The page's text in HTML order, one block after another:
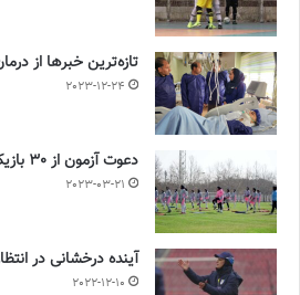
تازه‌ترین خبرها از درمان ۲ ملی‌پوش فوتبال
2023-12-24
دعوت آزمون از 30 بازیکن به اردوی تیم ملی
2023-03-21
آینده درخشانی در
2022-12-10